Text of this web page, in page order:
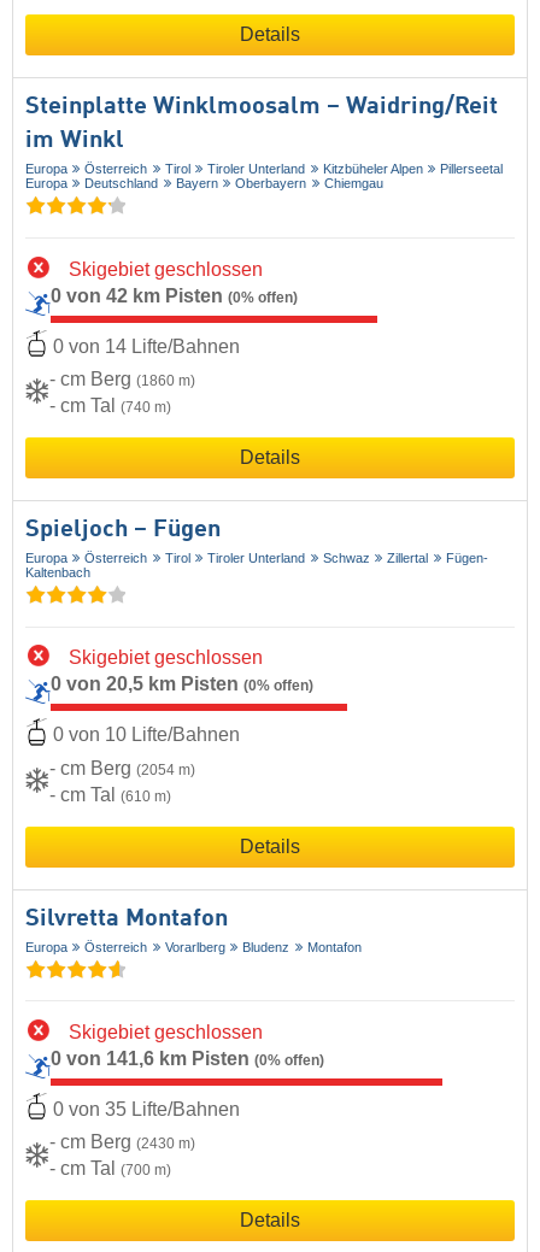
Details
Steinplatte Winklmoosalm – Waidring/​Reit
im Winkl
Europa Österreich Tirol Tiroler Unterland Kitzbüheler Alpen
Pillerseetal
Europa
Deutschland Bayern Oberbayern Chiemgau
Skigebiet geschlossen
0 von 42 km Pisten (0% offen)
0 von 14 Lifte/Bahnen
- cm Berg (1860 m)
- cm Tal (740 m)
Details
Spieljoch – Fügen
Europa Österreich Tirol Tiroler Unterland Schwaz Zillertal
Fügen-
Kaltenbach
Skigebiet geschlossen
0 von 20,5 km Pisten (0% offen)
0 von 10 Lifte/Bahnen
- cm Berg (2054 m)
- cm Tal (610 m)
Details
Silvretta Montafon
Europa Österreich Vorarlberg Bludenz Montafon
Skigebiet geschlossen
0 von 141,6 km Pisten (0% offen)
0 von 35 Lifte/Bahnen
- cm Berg (2430 m)
- cm Tal (700 m)
Details